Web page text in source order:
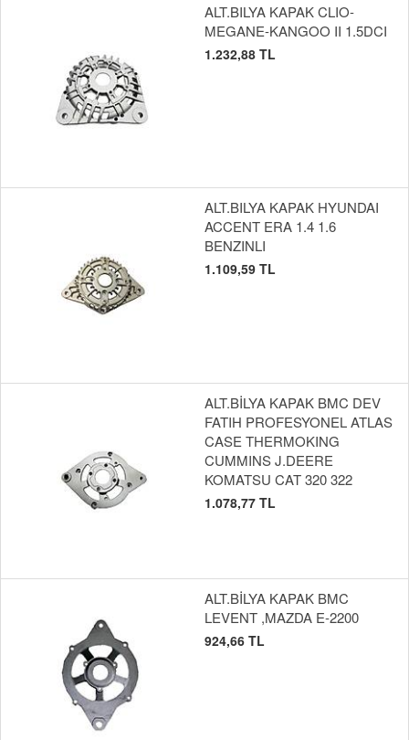
ALT.BILYA KAPAK CLIO-
MEGANE-KANGOO II 1.5DCI
1.232,88 TL
ALT.BILYA KAPAK HYUNDAI
ACCENT ERA 1.4 1.6
BENZINLI
1.109,59 TL
ALT.BİLYA KAPAK BMC DEV
FATIH PROFESYONEL ATLAS
CASE THERMOKING
CUMMINS J.DEERE
KOMATSU CAT 320 322
1.078,77 TL
ALT.BİLYA KAPAK BMC
LEVENT ,MAZDA E-2200
924,66 TL